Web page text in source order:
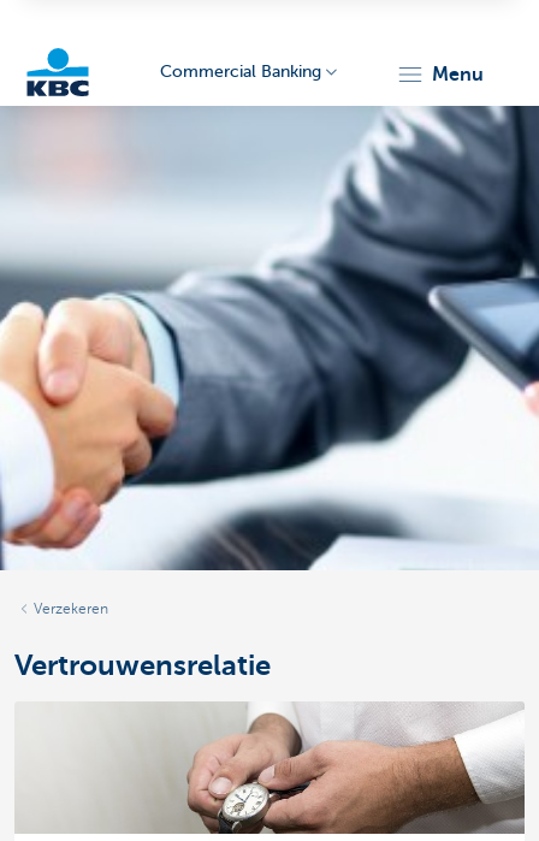
Corporate
Commercial Banking menu
Verzekeren
Vertrouwensrelatie